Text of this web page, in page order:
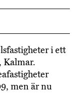
i ett
Kalmar.
men är nu